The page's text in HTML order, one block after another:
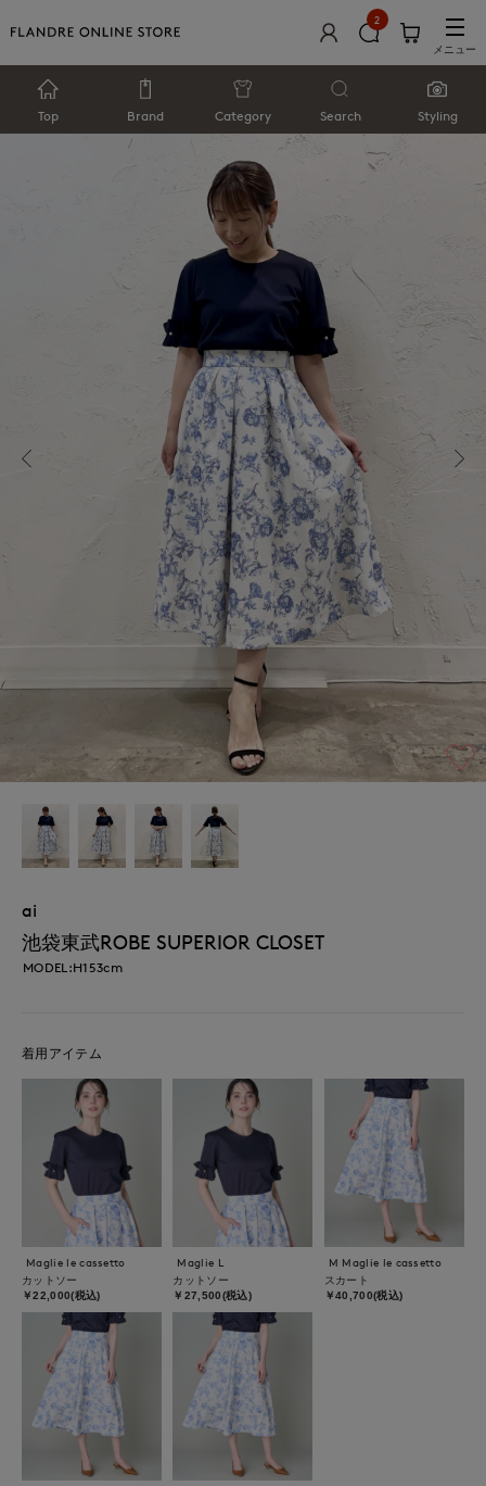
2
メニュー
Top Brand Category Search Styling
ai
池袋東武ROBE SUPERIOR CLOSET
MODEL:H153cm
着用アイテム
Maglie le cassetto
カットソー
￥22,000(税込)
Maglie L
カットソー
￥27,500(税込)
M Maglie le cassetto
スカート
￥40,700(税込)